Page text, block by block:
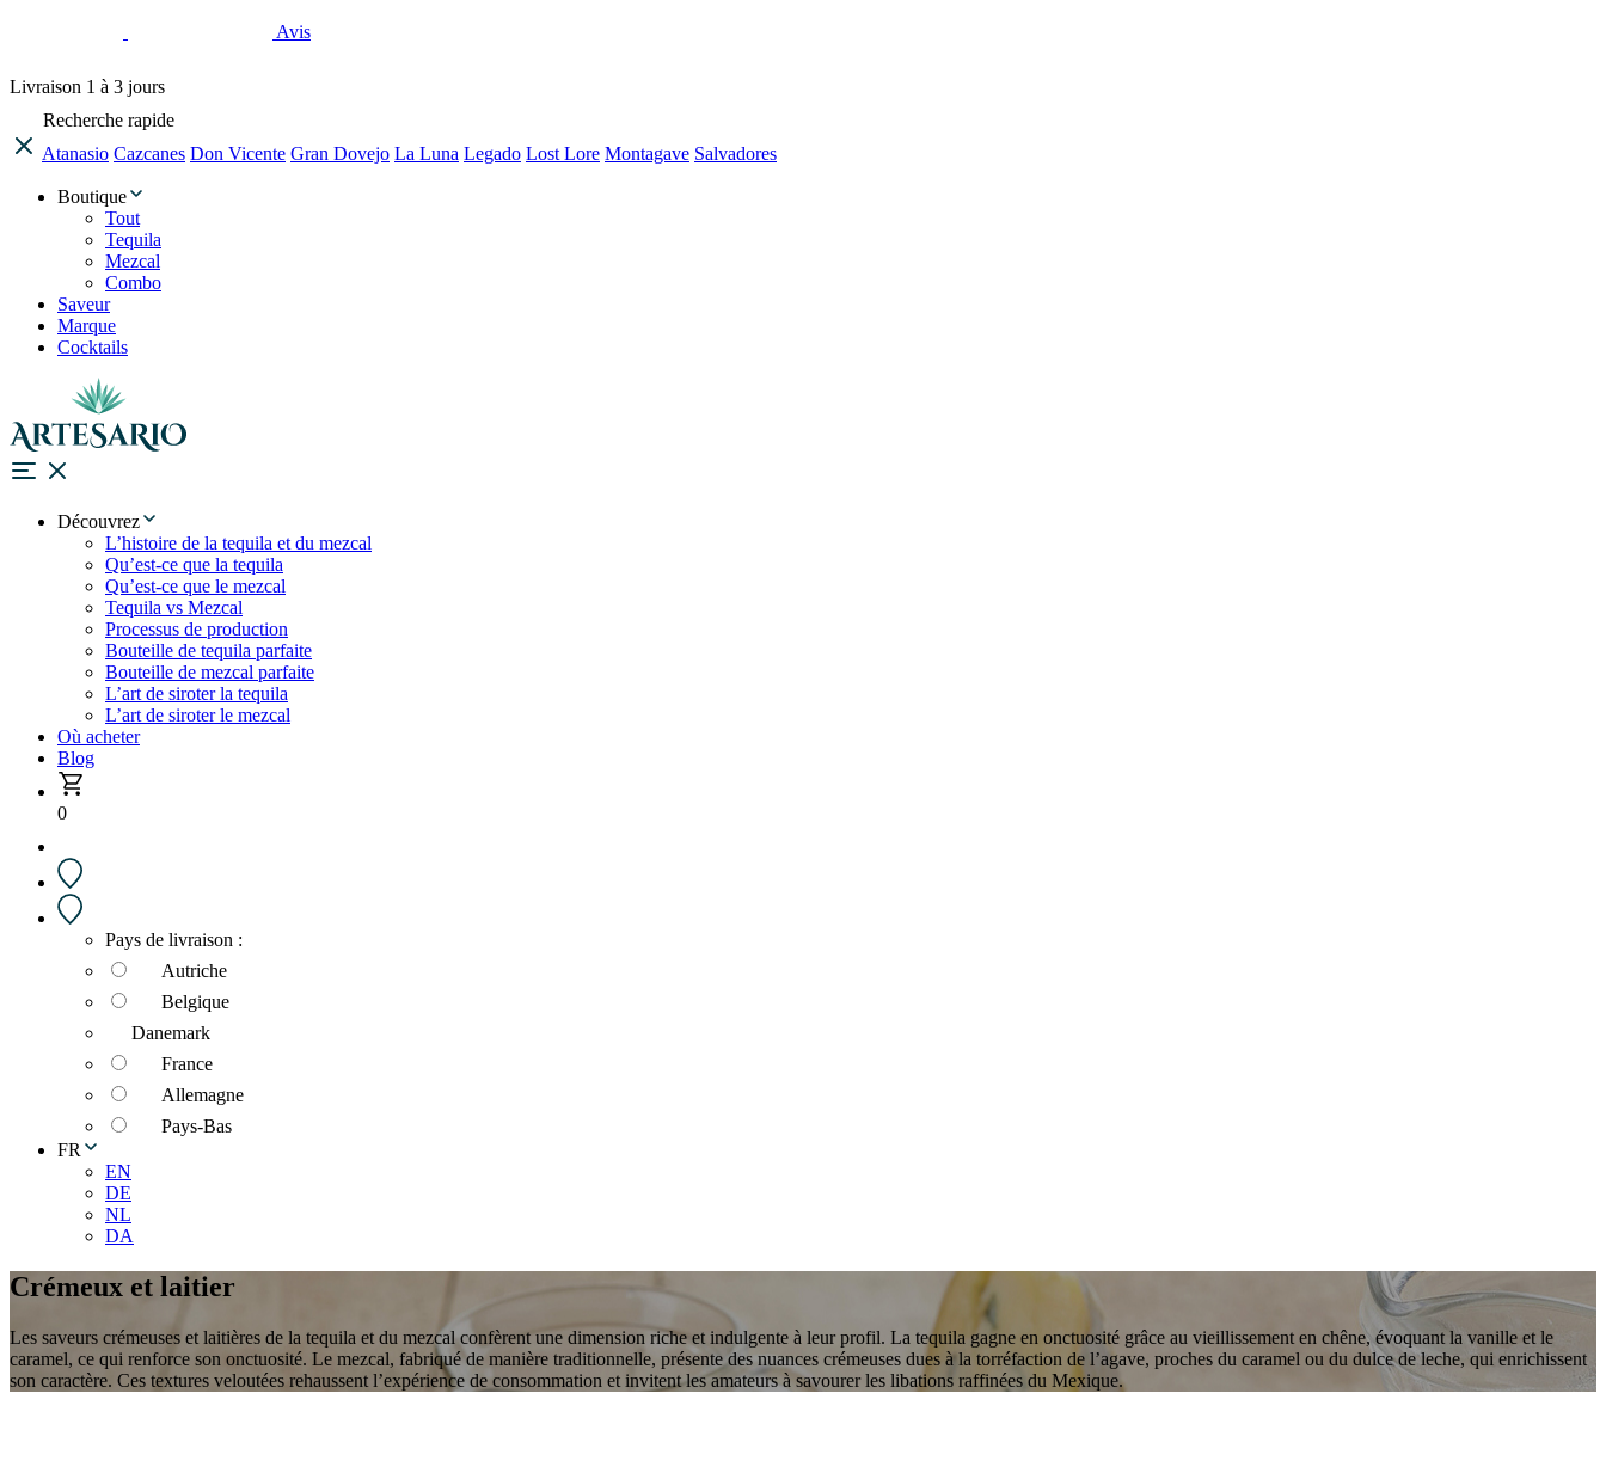
Avis
Livraison 1 à 3 jours
Recherche rapide
Atanasio Cazcanes Don Vicente Gran Dovejo La Luna Legado Lost Lore Montagave Salvadores
Boutique
Tout
Tequila
Mezcal
Combo
Saveur
Marque
Cocktails
Découvrez
L’histoire de la tequila et du mezcal
Qu’est-ce que la tequila
Qu’est-ce que le mezcal
Tequila vs Mezcal
Processus de production
Bouteille de tequila parfaite
Bouteille de mezcal parfaite
L’art de siroter la tequila
L’art de siroter le mezcal
Où acheter
Blog
0
Pays de livraison :
Autriche
Belgique
Danemark
France
Allemagne
Pays-Bas
FR
EN
DE
NL
DA
Crémeux et laitier
Les saveurs crémeuses et laitières de la tequila et du mezcal confèrent une dimension riche et indulgente à leur profil. La tequila gagne en onctuosité grâce au vieillissement en chêne, évoquant la vanille et le
caramel, ce qui renforce son onctuosité. Le mezcal, fabriqué de manière traditionnelle, présente des nuances crémeuses dues à la torréfaction de l’agave, proches du caramel ou du dulce de leche, qui enrichissent
son caractère. Ces textures veloutées rehaussent l’expérience de consommation et invitent les amateurs à savourer les libations raffinées du Mexique.